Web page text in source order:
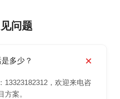
问题
多少？
13323182312，欢迎来电咨
方案。